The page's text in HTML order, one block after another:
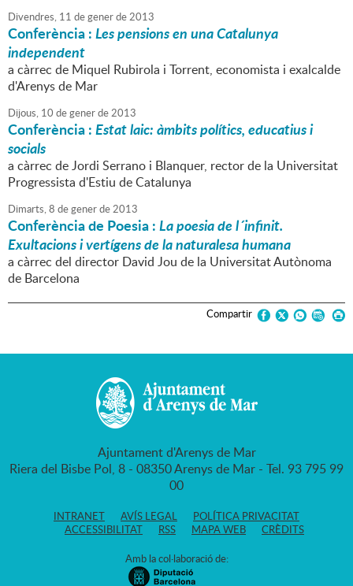
Divendres, 11 degenerde2013
Conferència :Les pensions en una Catalunya
independent
a càrrec de Miquel Rubirola i Torrent, economista i exalcalde
d'Arenys de Mar
Dijous, 10 degenerde2013
Conferència :Estat laic: àmbits polítics, educatius i
socials
a càrrec de Jordi Serrano i Blanquer, rector de la Universitat
Progressista d'Estiu de Catalunya
Dimarts,8 degenerde2013
Conferència de Poesia :La poesia de l´infinit.
Exultacions i vertígens de la naturalesa humana
a càrrec del director David Jou de la Universitat Autònoma
de Barcelona
Compartir
Ajuntament d'Arenys de Mar
Riera del Bisbe Pol, 8 - 08350 Arenys de Mar - Tel. 93 795 99
00
INTRANET AVÍS LEGAL
POLÍTICA PRIVACITAT
ACCESSIBILITAT
RSS MAPA WEB CRÈDITS
Amb la col·laboració de: